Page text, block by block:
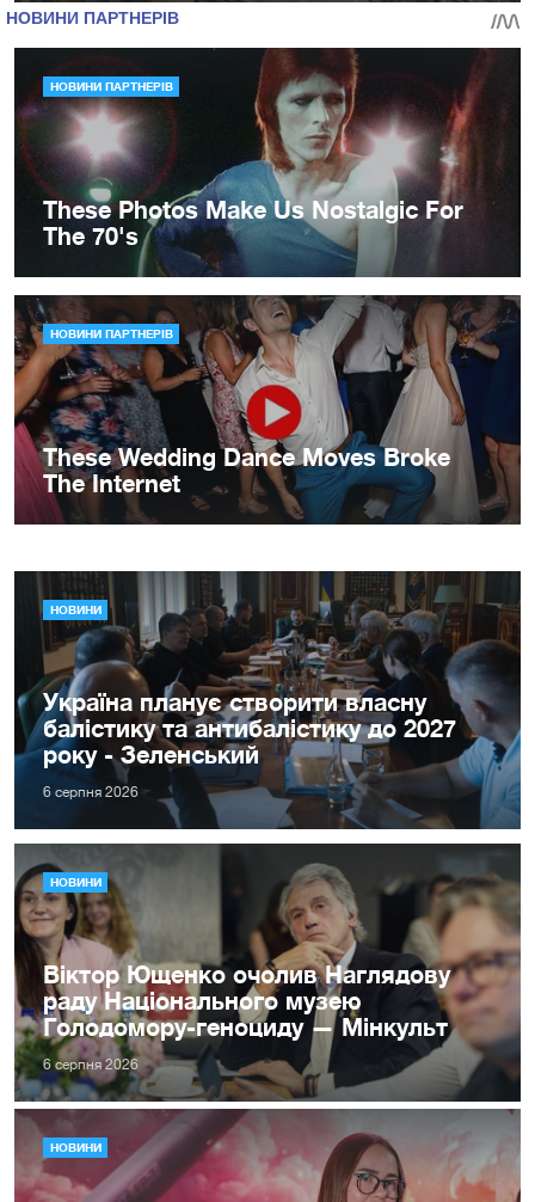
НОВИНИ
Україна планує створити власну
балістику та антибалістику до 2027
року - Зеленський
6 серпня 2026
НОВИНИ
Віктор Ющенко очолив Наглядову
раду Національного музею
Голодомору-геноциду — Мінкульт
6 серпня 2026
НОВИНИ